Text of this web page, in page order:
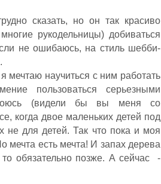
сказать, но он так красиво
рукодельницы) добиваться
не ошибаюсь, на стиль шебби-
.
мечтаю научиться с ним работать
пользоваться серьезными
(видели бы вы меня со
когда двое маленьких детей под
не для детей. Так что пока и моя
мечта есть мечта! И запах дерева
обязательно позже. А сейчас -